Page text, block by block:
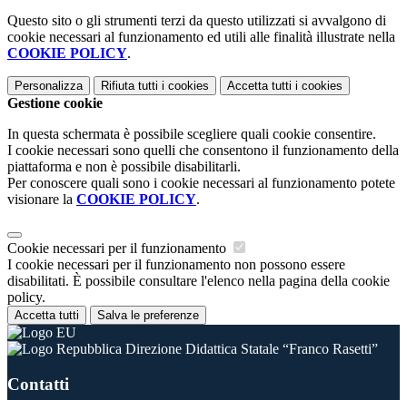
Questo sito o gli strumenti terzi da questo utilizzati si avvalgono di
cookie necessari al funzionamento ed utili alle finalità illustrate nella
COOKIE POLICY.
Personalizza Rifiuta tutti i cookies Accetta tutti i cookies
Gestione cookie
In questa schermata è possibile scegliere quali cookie consentire.
I cookie necessari sono quelli che consentono il funzionamento della
piattaforma e non è possibile disabilitarli.
Per conoscere quali sono i cookie necessari al funzionamento potete
visionare la COOKIE POLICY.
Cookie necessari per il funzionamento
I cookie necessari per il funzionamento non possono essere
disabilitati. È possibile consultare l'elenco nella pagina della cookie
policy.
Accetta tutti Salva le preferenze
Direzione Didattica Statale “Franco Rasetti”
Contatti